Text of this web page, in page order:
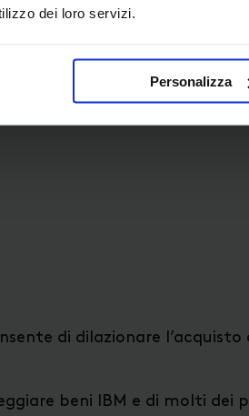
dei loro servizi.
Personalizza
con IBM Italia
di dilazionare
beni IBM e di molti